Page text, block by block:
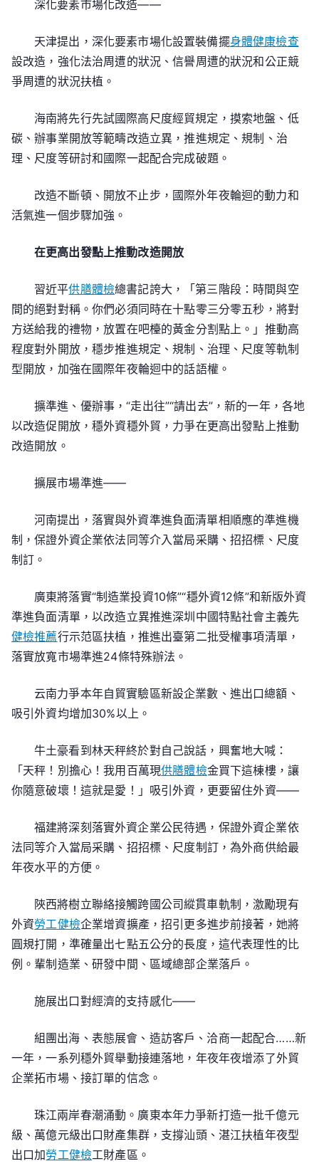
深化要素市場化改造——
天津提出，深化要素市場化設置裝備擺身體健康檢查
設改造，強化法治周遭的狀況、信譽周遭的狀況和公正競
爭周遭的狀況扶植。
海南將先行先試國際高尺度經貿規定，摸索地盤、低
碳、辦事業開放等範疇改造立異，推進規定、規制、治
理、尺度等研討和國際一起配合完成破題。
改造不斷頓、開放不止步，國際外年夜輪迴的動力和
活氣進一個步驟加強。
在更高出發點上推動改造開放
習近平供膳體檢總書記誇大，「第三階段：時間與空
間的絕對對稱。你們必須同時在十點零三分零五秒，將對
方送給我的禮物，放置在吧檯的黃金分割點上。」推動高
程度對外開放，穩步推進規定、規制、治理、尺度等軌制
型開放，加強在國際年夜輪迴中的話語權。
擴準進、優辦事，“走出往”“請出去”，新的一年，各地
以改造促開放，穩外資穩外貿，力爭在更高出發點上推動
改造開放。
擴展市場準進——
河南提出，落實與外資準進負面清單相順應的準進機
制，保證外資企業依法同等介入當局采購、招招標、尺度
制訂。
廣東將落實“制造業投資10條”“穩外資12條”和新版外資
準進負面清單，以改造立異推進深圳中國特點社會主義先
健檢推薦行示范區扶植，推進出臺第二批受權事項清單，
落實放寬市場準進24條特殊辦法。
云南力爭本年自貿實驗區新設企業數、進出口總額、
吸引外資均增加30%以上。
牛土豪看到林天秤終於對自己說話，興奮地大喊：
「天秤！別擔心！我用百萬現供膳體檢金買下這棟樓，讓
你隨意破壞！這就是愛！」吸引外資，更要留住外資——
福建將深刻落實外資企業公民待遇，保證外資企業依
法同等介入當局采購、招招標、尺度制訂，為外商供給最
年夜水平的方便。
陜西將樹立聯絡接觸跨國公司縱貫車軌制，激勵現有
外資勞工健檢企業增資擴產，招引更多進步前接著，她將
圓規打開，準確量出七點五公分的長度，這代表理性的比
例。輩制造業、研發中間、區域總部企業落戶。
施展出口對經濟的支持感化——
組團出海、表態展會、造訪客戶、洽商一起配合……新
一年，一系列穩外貿舉動接連落地，年夜年夜增添了外貿
企業拓市場、接訂單的信念。
珠江兩岸春潮涌動。廣東本年力爭新打造一批千億元
級、萬億元級出口財產集群，支撐汕頭、湛江扶植年夜型
出口加勞工健檢工財產區。